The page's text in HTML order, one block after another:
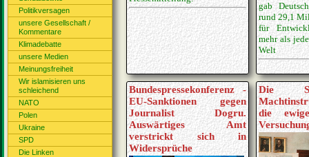
Politikversagen
unsere Gesellschaft /
Kommentare
Klimadebatte
unsere Medien
Meinungsfreiheit
Wir islamisieren uns
schleichend
NATO
Polen
Ukraine
SPD
Die Linken
gab
rund 29,1
für
mehr als
Welt
Bundespressekonferenz -
EU-Sanktionen gegen
Journalist Dogru.
Auswärtiges Amt
verstrickt sich in
Widersprüche
Die
die